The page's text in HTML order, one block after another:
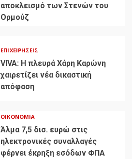
αποκλεισμό των Στενών του
Ορμούζ
ΕΠΙΧΕΙΡΉΣΕΙΣ
VIVA: Η πλευρά Χάρη Καρώνη
χαιρετίζει νέα δικαστική
απόφαση
ΟΙΚΟΝΟΜΊΑ
Άλμα 7,5 δισ. ευρώ στις
ηλεκτρονικές συναλλαγές
φέρνει έκρηξη εσόδων ΦΠΑ